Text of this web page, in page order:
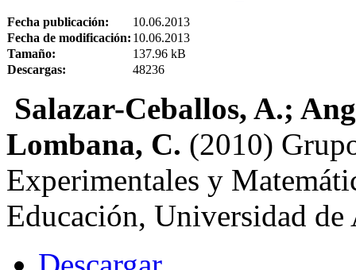
Fecha publicación:
10.06.2013
Fecha de modificación: 10.06.2013
Tamaño:
137.96 kB
Descargas:
48236
Salazar-Ceballos, A.;
Lombana, C. (2010)
Experimentales y
Educación, Universidad